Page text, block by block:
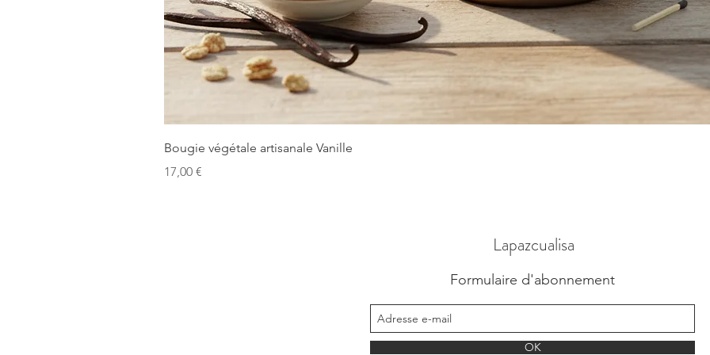
Bougie végétale artisanale Vanille
Prix
17,00 €
Lapazcualisa
Formulaire d'abonnement
OK